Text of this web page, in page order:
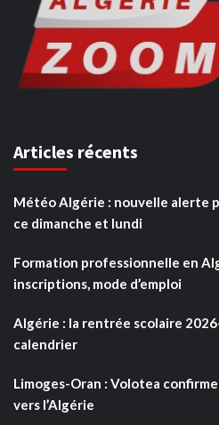
Articles récents
Météo Algérie : nouvelle alerte
ce dimanche et lundi
Formation professionnelle en
inscriptions, mode d’emploi
Algérie : la rentrée scolaire
calendrier
Limoges-Oran : Volotea
vers l’Algérie